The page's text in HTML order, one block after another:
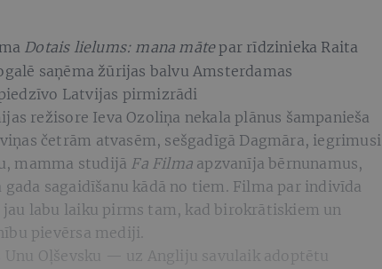
Dotais lielums: mana mātepar rīdzinieka Raita
saņēma žūrijas balvu Amsterdamas
Latvijas pirmizrādi
režisore Ieva Ozoliņa nekala plānus šampanieša
četrām atvasēm, sešgadīgā Dagmāra, iegrimusi
mamma studijā Fa Filmaapzvanīja bērnunamus,
sagaidīšanu kādā no tiem. Filma par indivīda
labu laiku pirms tam, kad birokrātiskiem un
pievērsa mediji.
Unu Oļševsku — uz Angliju savulaik adoptētu